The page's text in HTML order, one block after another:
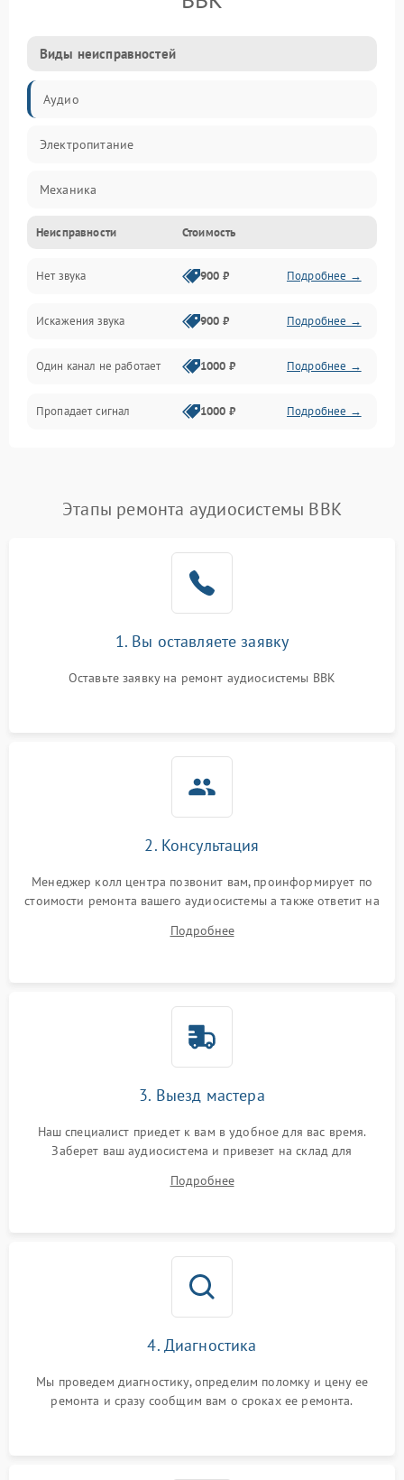
Виды неисправностей
Аудио
Электропитание
Механика
Управление
Корпус/Герметичность
Электронные компоненты
Неисправности Стоимость
Нет звука 900 ₽ Подробнее →
Искажения звука 900 ₽ Подробнее →
Один канал не работает 1000 ₽ Подробнее →
Пропадает сигнал 1000 ₽ Подробнее →
Этапы ремонта аудиосистемы BBK
1. Вы оставляете заявку
Оставьте заявку на ремонт аудиосистемы BBK
2. Консультация
Менеджер колл центра позвонит вам, проинформирует по
стоимости ремонта вашего аудиосистемы а также ответит на
Подробнее
3. Выезд мастера
Наш специалист приедет к вам в удобное для вас время.
Заберет ваш аудиосистема и привезет на склад для
Подробнее
4. Диагностика
Мы проведем диагностику, определим поломку и цену ее
ремонта и сразу сообщим вам о сроках ее ремонта.